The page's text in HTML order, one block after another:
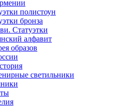
полистоун
бронза
Статуэтки
алфавит
образов
светильники